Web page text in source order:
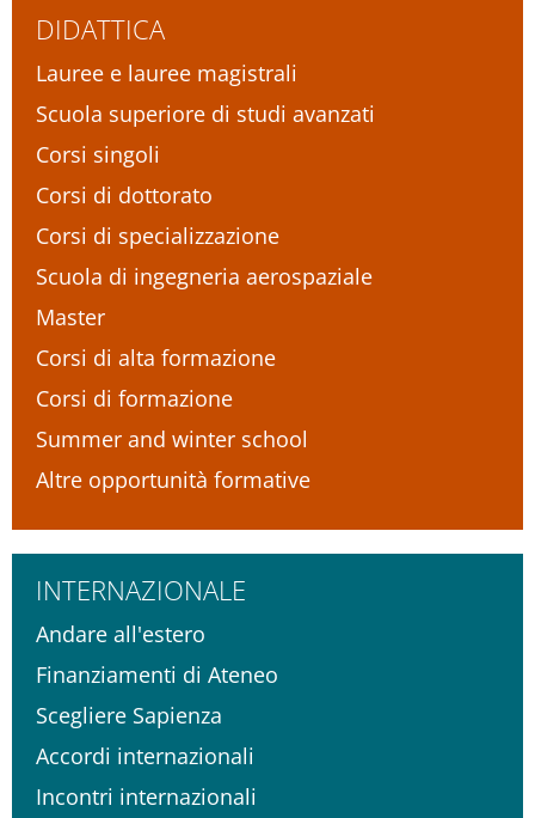
DIDATTICA
Lauree e lauree magistrali
Scuola superiore di studi avanzati
Corsi singoli
Corsi di dottorato
Corsi di specializzazione
Scuola di ingegneria aerospaziale
Master
Corsi di alta formazione
Corsi di formazione
Summer and winter school
Altre opportunità formative
INTERNAZIONALE
Andare all'estero
Finanziamenti di Ateneo
Scegliere Sapienza
Accordi internazionali
Incontri internazionali